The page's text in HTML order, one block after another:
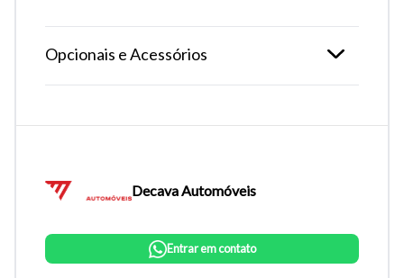
Opcionais e Acessórios
Decava Automóveis
Entrar em contato